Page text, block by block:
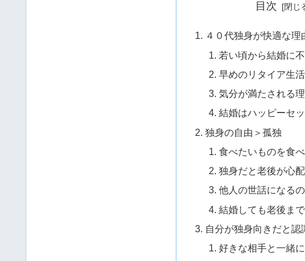
目次
４０代独身が快適な理
若い頃から結婚に
早めのリタイア生活
気分が満たされる
結婚はハッピーセ
独身の自由＞孤独
食べたいものを食
独身だと老後が心配
他人の世話になる
結婚しても老後ま
自分が独身向きだと認
好きな相手と一緒